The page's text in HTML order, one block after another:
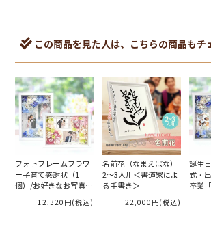
開けた瞬間、可愛いー♥️となりました
もう写真もセットして結婚式で渡す
います☺️
この商品を見た人は、こちらの商品もチ
フォトフレームフラワ
ー子育て感謝状（1
個）/お好きなお写真を
セットして贈れる
12,320円(税込)
名前花（なまえばな）
2～3人用＜書道家によ
る手書き＞
22,000円(税込)
誕生
式・
卒業
フラ